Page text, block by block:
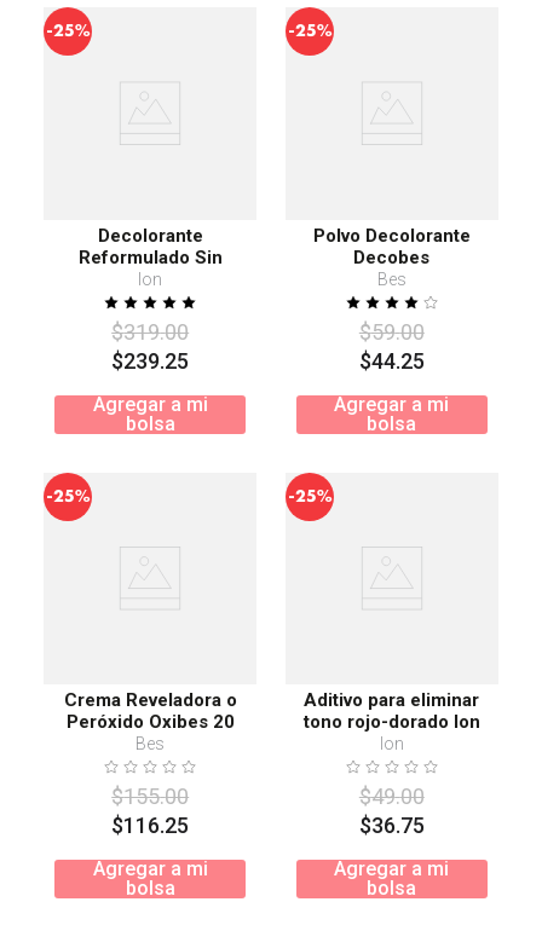
-25%
Decolorante
Reformulado Sin
Amoniáco
Ion
$319.00
$239.25
Agregar a mi
bolsa
-25%
Polvo Decolorante
Decobes
Bes
$59.00
$44.25
Agregar a mi
bolsa
-25%
Crema Reveladora o
Peróxido Oxibes 20
Bes
$155.00
$116.25
Agregar a mi
bolsa
-25%
Aditivo para eliminar
tono rojo-dorado Ion
Ion
$49.00
$36.75
Agregar a mi
bolsa